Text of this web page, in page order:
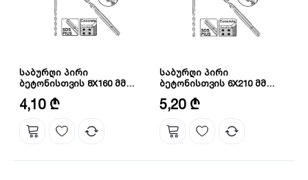
საბურღი პირი
ბეტონისთვის 8X160 მმ
დიამეტრი: 8 მმ
სიგრძე: 160 მმ
4,10 ₾
საბურღი პირი
ბეტონისთვის 6X210 მმ
დიამეტრი: 6 მმ
ზომა: 6X210 მმ
5,20 ₾